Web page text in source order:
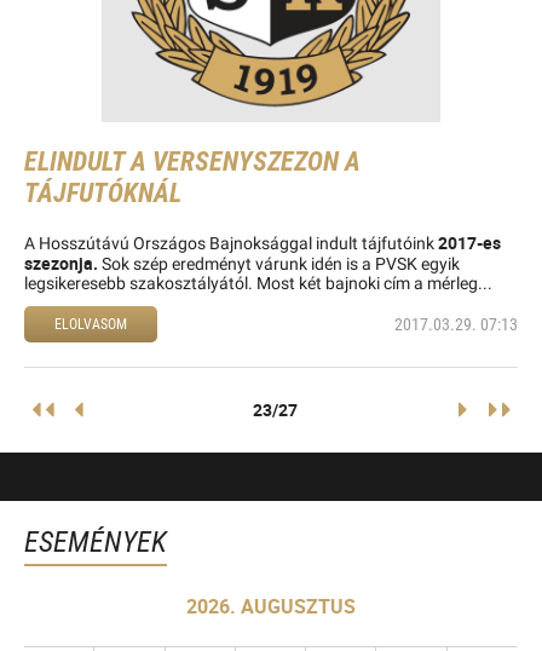
ELINDULT A VERSENYSZEZON A
TÁJFUTÓKNÁL
A Hosszútávú Országos Bajnoksággal indult tájfutóink2017-es
szezonja. Sok szép eredményt várunk idén is a PVSK egyik
legsikeresebb szakosztályától. Most két bajnoki cím a mérleg...
ELOLVASOM 2017.03.29. 07:13
23/27
ESEMÉNYEK
2026. AUGUSZTUS